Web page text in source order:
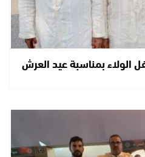
الولاء بمناسبة عيد العرش